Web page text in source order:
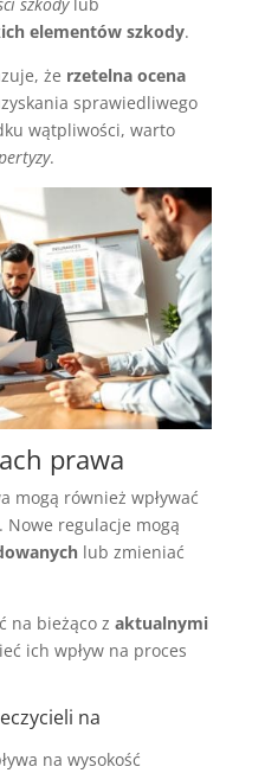
elementów szkody.
że rzetelna ocena
sprawiedliwego
wątpliwości, warto
.
prawa
mogą również wpływać
Nowe regulacje mogą
lub zmieniać
na bieżąco z aktualnymi
ich wpływ na proces
na
na wysokość